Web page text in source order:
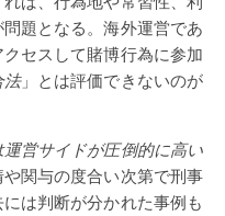
題となる。海外運営であ
セスして賭博行為に参加
法」とは評価できないのが
営サイドが圧倒的に高い
関与の度合い次第で刑事
は判断が分かれた事例も